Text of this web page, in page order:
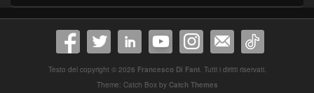
Testo del copyright © 2026 Francesco Di Fant. Tutti i diritti riservati.
Theme: Catch Box by Catch Themes